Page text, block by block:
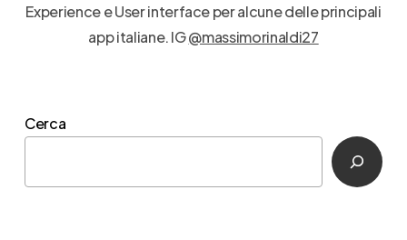
Experience e User interface per alcune delle principali
app italiane. IG@massimorinaldi27
Cerca